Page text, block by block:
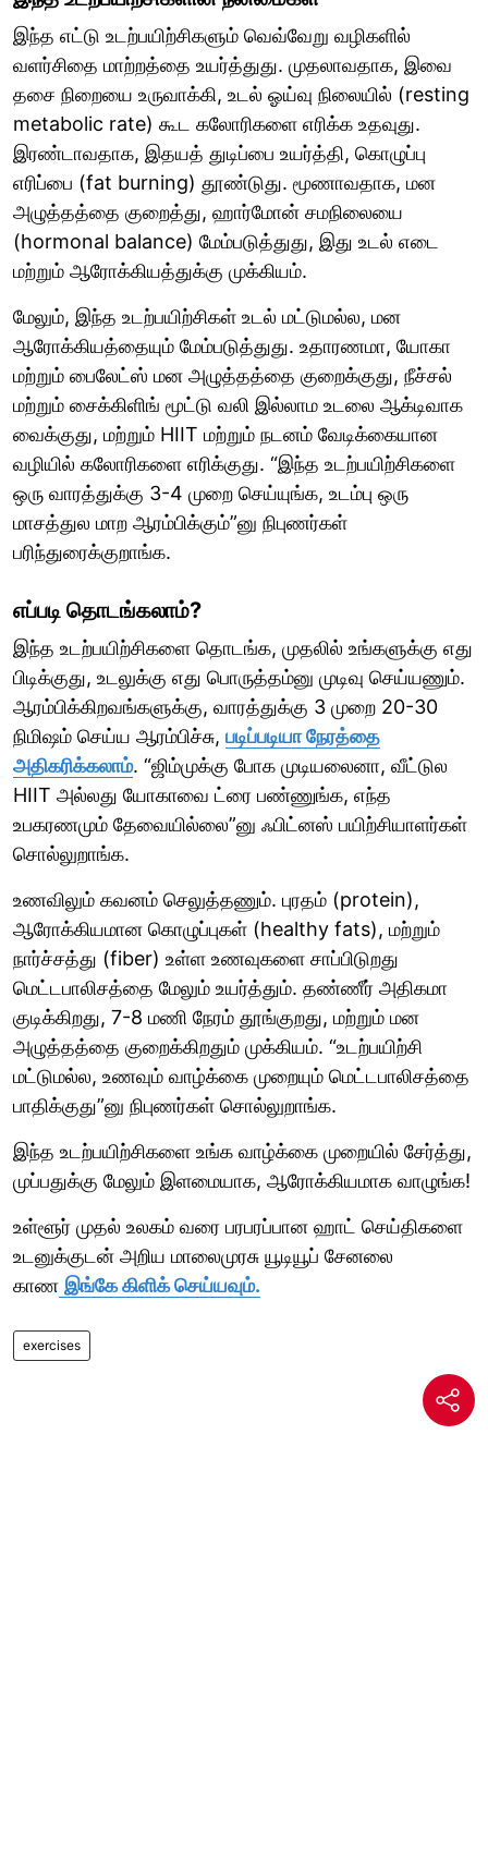
இந்த எட்டு உடற்பயிற்சிகளும் வெவ்வேறு வழிகளில்
வளர்சிதை மாற்றத்தை உயர்த்துது. முதலாவதாக, இவை
தசை நிறையை உருவாக்கி, உடல் ஓய்வு நிலையில் (resting
metabolic rate) கூட கலோரிகளை எரிக்க உதவுது.
இரண்டாவதாக, இதயத் துடிப்பை உயர்த்தி, கொழுப்பு
எரிப்பை (fat burning) தூண்டுது. மூணாவதாக, மன
அழுத்தத்தை குறைத்து, ஹார்மோன் சமநிலையை
(hormonal balance) மேம்படுத்துது, இது உடல் எடை
மற்றும் ஆரோக்கியத்துக்கு முக்கியம்.
மேலும், இந்த உடற்பயிற்சிகள் உடல் மட்டுமல்ல, மன
ஆரோக்கியத்தையும் மேம்படுத்துது. உதாரணமா, யோகா
மற்றும் பைலேட்ஸ் மன அழுத்தத்தை குறைக்குது, நீச்சல்
மற்றும் சைக்கிளிங் மூட்டு வலி இல்லாம உடலை ஆக்டிவாக
வைக்குது, மற்றும் HIIT மற்றும் நடனம் வேடிக்கையான
வழியில் கலோரிகளை எரிக்குது. “இந்த உடற்பயிற்சிகளை
ஒரு வாரத்துக்கு 3-4 முறை செய்யுங்க, உடம்பு ஒரு
மாசத்துல மாற ஆரம்பிக்கும்”னு நிபுணர்கள்
பரிந்துரைக்குறாங்க.
எப்படி தொடங்கலாம்?
இந்த உடற்பயிற்சிகளை தொடங்க, முதலில் உங்களுக்கு எது
பிடிக்குது, உடலுக்கு எது பொருத்தம்னு முடிவு செய்யணும்.
ஆரம்பிக்கிறவங்களுக்கு, வாரத்துக்கு 3 முறை 20-30
நிமிஷம் செய்ய ஆரம்பிச்சு, படிப்படியா நேரத்தை
அதிகரிக்கலாம். “ஜிம்முக்கு போக முடியலைனா, வீட்டுல
HIIT அல்லது யோகாவை ட்ரை பண்ணுங்க, எந்த
உபகரணமும் தேவையில்லை”னு ஃபிட்னஸ் பயிற்சியாளர்கள்
சொல்லுறாங்க.
உணவிலும் கவனம் செலுத்தணும். புரதம் (protein),
ஆரோக்கியமான கொழுப்புகள் (healthy fats), மற்றும்
நார்ச்சத்து (fiber) உள்ள உணவுகளை சாப்பிடுறது
மெட்டபாலிசத்தை மேலும் உயர்த்தும். தண்ணீர் அதிகமா
குடிக்கிறது, 7-8 மணி நேரம் தூங்குறது, மற்றும் மன
அழுத்தத்தை குறைக்கிறதும் முக்கியம். “உடற்பயிற்சி
மட்டுமல்ல, உணவும் வாழ்க்கை முறையும் மெட்டபாலிசத்தை
பாதிக்குது”னு நிபுணர்கள் சொல்லுறாங்க.
இந்த உடற்பயிற்சிகளை உங்க வாழ்க்கை முறையில் சேர்த்து,
முப்பதுக்கு மேலும் இளமையாக, ஆரோக்கியமாக வாழுங்க!
உள்ளூர் முதல் உலகம் வரை பரபரப்பான ஹாட் செய்திகளை
உடனுக்குடன் அறிய மாலைமுரசு யூடியூப் சேனலை
காண இங்கே கிளிக் செய்யவும்.
exercises